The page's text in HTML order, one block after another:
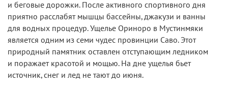
и беговые дорожки. После активного спортивного дня
приятно расслабят мышцы бассейны, джакузи и ванны
для водных процедур. Ущелье Ориноро в Мустинмяки
является одним из семи чудес провинции Саво. Этот
природный памятник оставлен отступающим ледником
и поражает красотой и мощью. На дне ущелья бьет
источник, снег и лед не тают до июня.